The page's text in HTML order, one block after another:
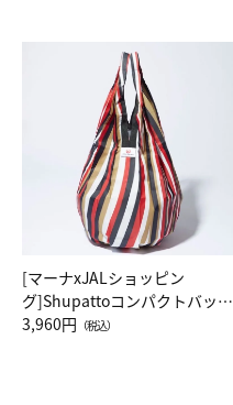
[マーナxJALショッピン
グ]Shupattoコンパクトバッグ
Drop JAL客室乗務員（LC）ス
3,960円 （税込）